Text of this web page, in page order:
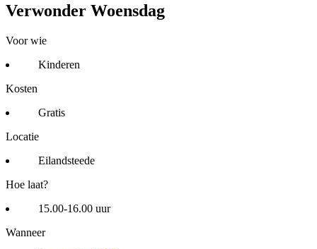
Verwonder Woensdag
Voor wie
Kinderen
Kosten
Gratis
Locatie
Eilandsteede
Hoe laat?
15.00-16.00 uur
Wanneer